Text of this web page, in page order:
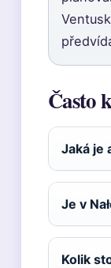
Často
Jaká je
Je v
Kolik